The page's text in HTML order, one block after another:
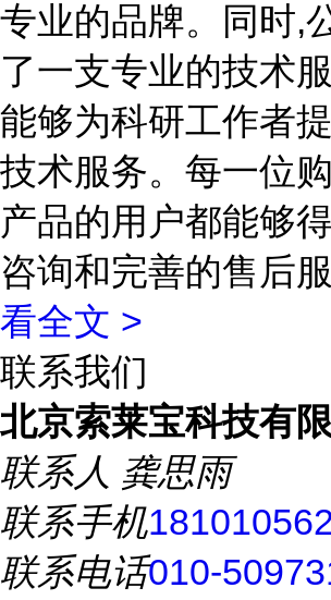
专业的品牌。同时,
了一支专业的技术
能够为科研工作者
技术服务。每一位
产品的用户都能够
咨询和完善的售后
看全文 >
联系我们
北京索莱宝科技有
联系人 龚思雨
联系手机
联系电话010-